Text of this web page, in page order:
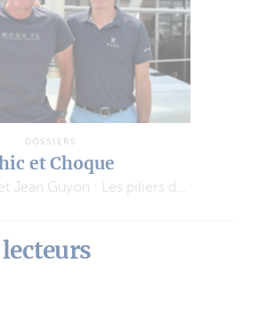
DOSSIERS
et Choque
Franck David et Jean Guyon : Les piliers de l’aventure MODX
lecteurs